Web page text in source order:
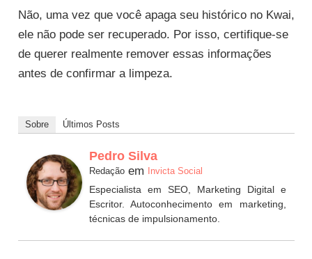
Não, uma vez que você apaga seu histórico no Kwai,
ele não pode ser recuperado. Por isso, certifique-se
de querer realmente remover essas informações
antes de confirmar a limpeza.
Sobre Últimos Posts
Pedro Silva
Redaçãoem Invicta Social
Especialista em SEO, Marketing Digital e
Escritor. Autoconhecimento em marketing,
técnicas de impulsionamento.